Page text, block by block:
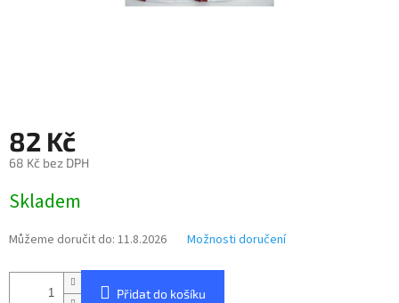
82 Kč
68 Kč bez DPH
cena:
Skladem
Můžeme doručit do: 11.8.2026 Možnosti doručení
Přidat do košíku